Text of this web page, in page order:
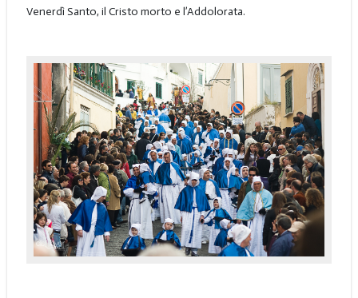
Venerdì Santo, il Cristo morto e l’Addolorata.